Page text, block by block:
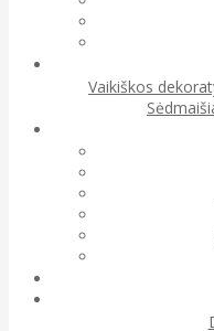
Vaikiškos